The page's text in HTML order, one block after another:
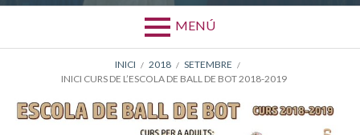
MENÚ
AJUDA
A
INICI 2018
SETEMBRE
INICI CURS DE L’ESCOLA DE BALL DE BOT 2018-2019